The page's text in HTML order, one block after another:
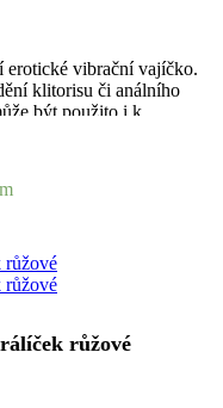
erotické vibrační vajíčko.
klitorisu či análního
být použito i k
jej nosit i v běžný den.
růžové